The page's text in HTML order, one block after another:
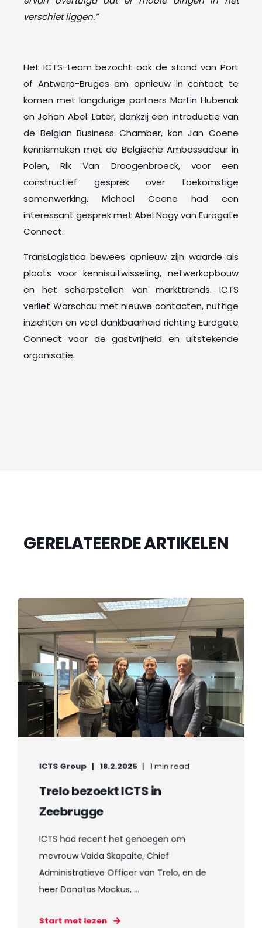
verschiet liggen.”
Het ICTS-team bezocht ook de stand van Port
of Antwerp-Bruges om opnieuw in contact te
komen met langdurige partners Martin Hubenak
en Johan Abel. Later, dankzij een introductie van
de Belgian Business Chamber, kon Jan Coene
kennismaken met de Belgische Ambassadeur in
Polen, Rik Van Droogenbroeck, voor een
constructief gesprek over toekomstige
samenwerking. Michael Coene had een
interessant gesprek met Abel Nagy van Eurogate
Connect.
TransLogistica bewees opnieuw zijn waarde als
plaats voor kennisuitwisseling, netwerkopbouw
en het scherpstellen van markttrends. ICTS
verliet Warschau met nieuwe contacten, nuttige
inzichten en veel dankbaarheid richting Eurogate
Connect voor de gastvrijheid en uitstekende
organisatie.
GERELATEERDE ARTIKELEN
ICTS Group 18.2.2025 1 min read
Trelo bezoekt ICTS in
Zeebrugge
ICTS had recent het genoegen om
mevrouw Vaida Skapaite, Chief
Administratieve Officer van Trelo, en de
heer Donatas Mockus, ...
Start met lezen